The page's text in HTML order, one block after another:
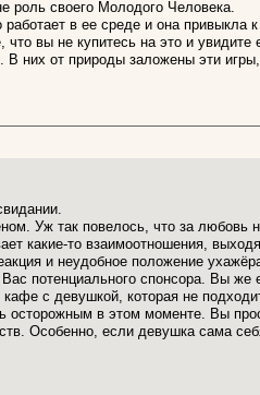
роль своего Молодого Человека.
в ее среде и она привыкла
вы не купитесь на это и
них от природы заложены эти
Уж так повелось, что за любовь
какие-то взаимоотношения,
и неудобное положение
потенциального спонсора. Вы же
с девушкой, которая не
в этом моменте. Вы
Особенно, если девушка сама